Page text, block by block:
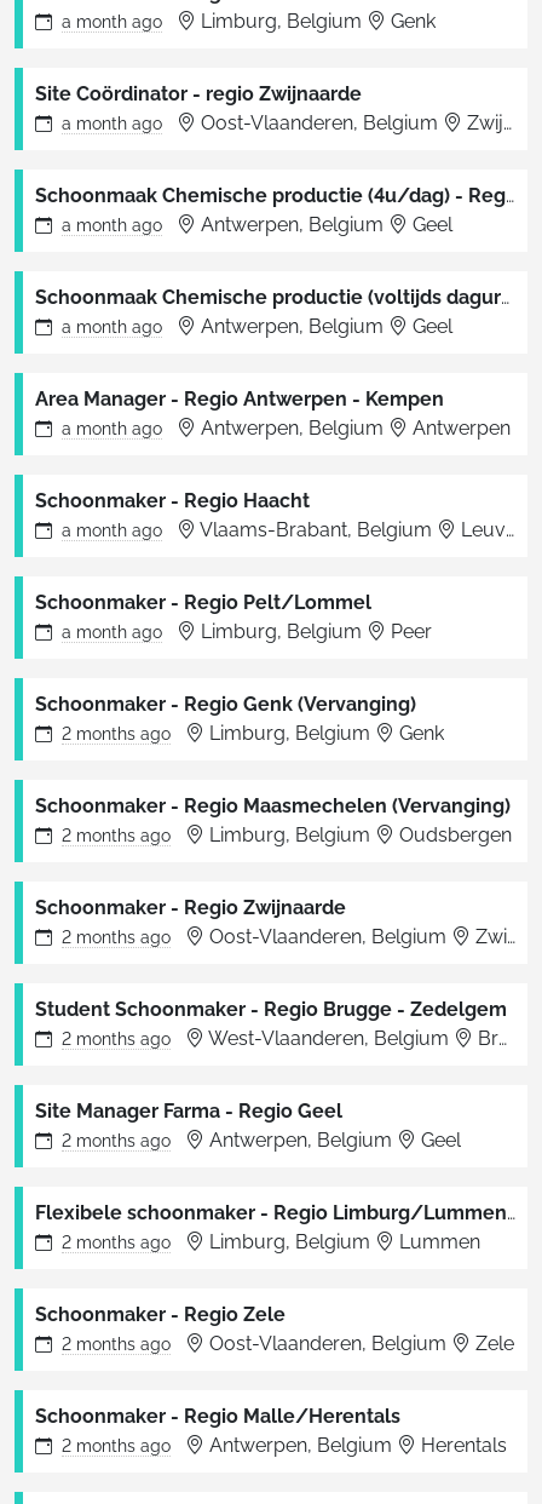
a month ago Limburg, Belgium Genk
Site Coördinator - regio Zwijnaarde
a month ago Oost-Vlaanderen, Belgium Zwijnaarde
Schoonmaak Chemische productie (4u/dag) - Regio Geel
a month ago Antwerpen, Belgium Geel
Schoonmaak Chemische productie (voltijds daguren) - Regio Geel
a month ago Antwerpen, Belgium Geel
Area Manager - Regio Antwerpen - Kempen
a month ago Antwerpen, Belgium Antwerpen
Schoonmaker - Regio Haacht
a month ago Vlaams-Brabant, Belgium Leuven
Schoonmaker - Regio Pelt/Lommel
a month ago Limburg, Belgium Peer
Schoonmaker - Regio Genk (Vervanging)
2 months ago Limburg, Belgium Genk
Schoonmaker - Regio Maasmechelen (Vervanging)
2 months ago Limburg, Belgium Oudsbergen
Schoonmaker - Regio Zwijnaarde
2 months ago Oost-Vlaanderen, Belgium Zwijnaarde
Student Schoonmaker - Regio Brugge - Zedelgem
2 months ago West-Vlaanderen, Belgium Brugge
Site Manager Farma - Regio Geel
2 months ago Antwerpen, Belgium Geel
Flexibele schoonmaker - Regio Limburg/Lummen (Vlinder)
2 months ago Limburg, Belgium Lummen
Schoonmaker - Regio Zele
2 months ago Oost-Vlaanderen, Belgium Zele
Schoonmaker - Regio Malle/Herentals
2 months ago Antwerpen, Belgium Herentals